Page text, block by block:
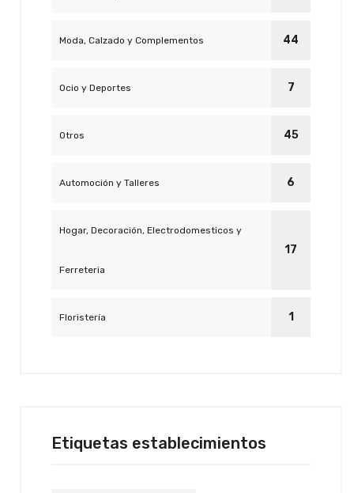
Moda, Calzado y Complementos 44
Ocio y Deportes 7
Otros 45
Automoción y Talleres 6
Hogar, Decoración, Electrodomesticos y
Ferreteria
17
Floristería 1
Etiquetas establecimientos